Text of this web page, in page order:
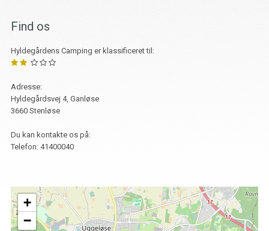
Find os
Hyldegårdens Camping er klassificeret til:
Adresse:
Hyldegårdsvej 4, Ganløse
3660 Stenløse
Du kan kontakte os på:
Telefon: 41400040
+
−